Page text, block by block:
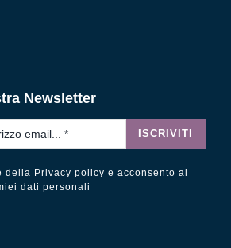
Newsletter
ISCRIVITI
della Privacy policy e acconsento al
dati personali